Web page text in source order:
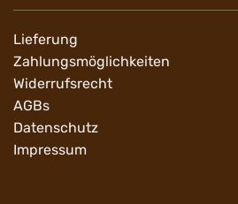
Navigation
überspringen
Lieferung
Zahlungsmöglichkeiten
Widerrufsrecht
AGBs
Datenschutz
Impressum